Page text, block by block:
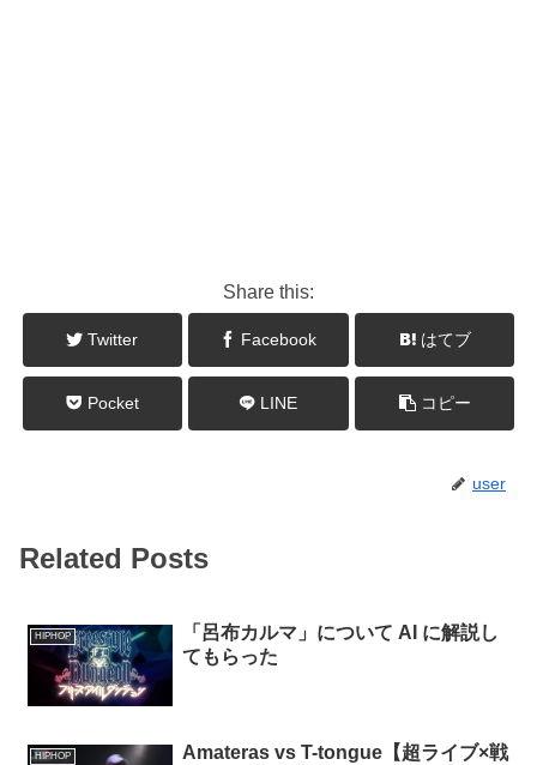
Share this:
Twitter Facebook はてブ
Pocket LINE コピー
user
Related Posts
HIPHOP
「呂布カルマ」について AI に解説し
てもらった
HIPHOP
Amateras vs T-tongue【超ライブ×戦